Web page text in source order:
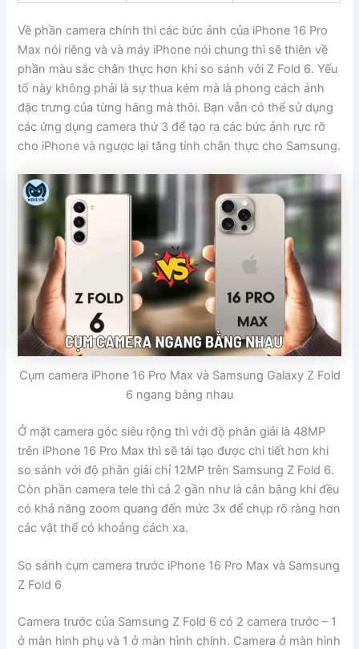
Về phần camera chính thì các bức ảnh của iPhone 16 Pro
Max nói riêng và và máy iPhone nói chung thì sẽ thiên về
phần màu sắc chân thực hơn khi so sánh với Z Fold 6. Yếu
tố này không phải là sự thua kém mà là phong cách ảnh
đặc trưng của từng hãng mà thôi. Bạn vẫn có thể sử dụng
các ứng dụng camera thứ 3 để tạo ra các bức ảnh rực rỡ
cho iPhone và ngược lại tăng tính chân thực cho Samsung.
Cụm camera iPhone 16 Pro Max và Samsung Galaxy Z Fold
6 ngang bằng nhau
Ở mặt camera góc siêu rộng thì với độ phân giải là 48MP
trên iPhone 16 Pro Max thì sẽ tái tạo được chi tiết hơn khi
so sánh với độ phân giải chỉ 12MP trên Samsung Z Fold 6.
Còn phần camera tele thì cả 2 gần như là cân bằng khi đều
có khả năng zoom quang đến mức 3x để chụp rõ ràng hơn
các vật thể có khoảng cách xa.
So sánh cụm camera trước iPhone 16 Pro Max và Samsung
Z Fold 6
Camera trước của Samsung Z Fold 6 có 2 camera trước – 1
ở màn hình phụ và 1 ở màn hình chính. Camera ở màn hình